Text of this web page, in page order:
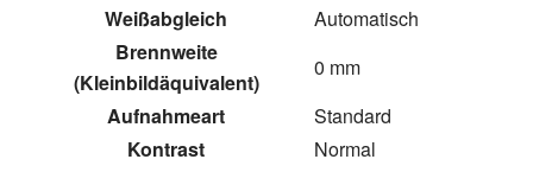
Weißabgleich
Automatisch
Brennweite
(Kleinbildäquivalent)
0 mm
Aufnahmeart
Standard
Kontrast
Normal